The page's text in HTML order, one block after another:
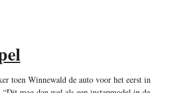
toen Winnewald de auto voor het eerst in